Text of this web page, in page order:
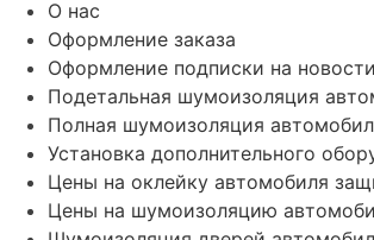
О нас
Оформление заказа
Оформление подписки на новости
Подетальная шумоизоляция
Полная шумоизоляция
Установка дополнительного
Цены на оклейку автомобиля
Цены на шумоизоляцию